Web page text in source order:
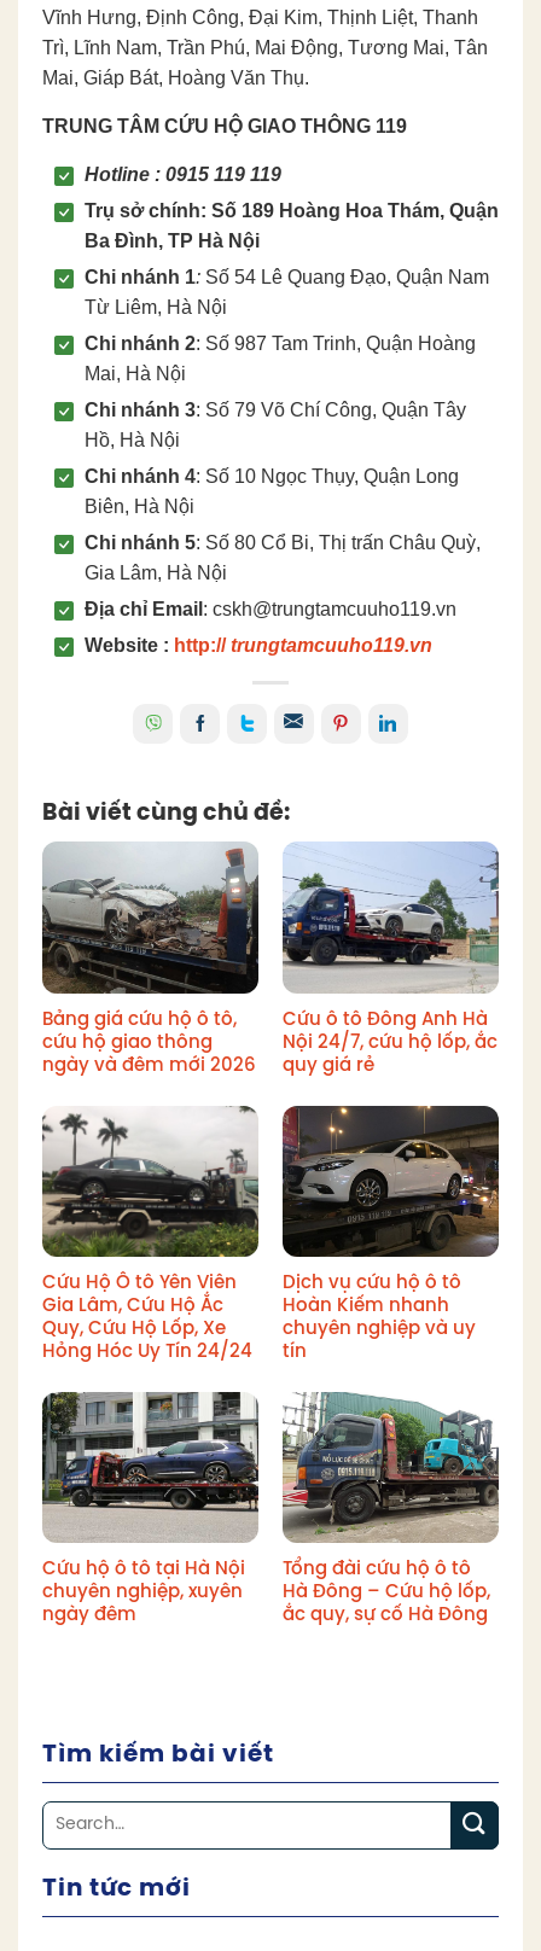
Vĩnh Hưng, Định Công, Đại Kim, Thịnh Liệt, Thanh
Trì, Lĩnh Nam, Trần Phú, Mai Động, Tương Mai, Tân
Mai, Giáp Bát, Hoàng Văn Thụ.
TRUNG TÂM CỨU HỘ GIAO THÔNG 119
Hotline : 0915 119 119
Trụ sở chính: Số 189 Hoàng Hoa Thám, Quận
Ba Đình, TP Hà Nội
Chi nhánh 1: Số 54 Lê Quang Đạo, Quận Nam
Từ Liêm, Hà Nội
Chi nhánh 2: Số 987 Tam Trinh, Quận Hoàng
Mai, Hà Nội
Chi nhánh 3: Số 79 Võ Chí Công, Quận Tây
Hồ, Hà Nội
Chi nhánh 4: Số 10 Ngọc Thụy, Quận Long
Biên, Hà Nội
Chi nhánh 5: Số 80 Cổ Bi, Thị trấn Châu Quỳ,
Gia Lâm, Hà Nội
Địa chỉ Email : cskh@trungtamcuuho119.vn
Website : http://trungtamcuuho119.vn
Bài viết cùng chủ đề:
Bảng giá cứu hộ ô tô,
cứu hộ giao thông
ngày và đêm mới 2026
Cứu ô tô Đông Anh Hà
Nội 24/7, cứu hộ lốp, ắc
quy giá rẻ
Cứu Hộ Ô tô Yên Viên
Gia Lâm, Cứu Hộ Ắc
Quy, Cứu Hộ Lốp, Xe
Hỏng Hóc Uy Tín 24/24
Dịch vụ cứu hộ ô tô
Hoàn Kiếm nhanh
chuyên nghiệp và uy
tín
Cứu hộ ô tô tại Hà Nội
chuyên nghiệp, xuyên
ngày đêm
Tổng đài cứu hộ ô tô
Hà Đông – Cứu hộ lốp,
ắc quy, sự cố Hà Đông
Tìm kiếm bài viết
Tin tức mới